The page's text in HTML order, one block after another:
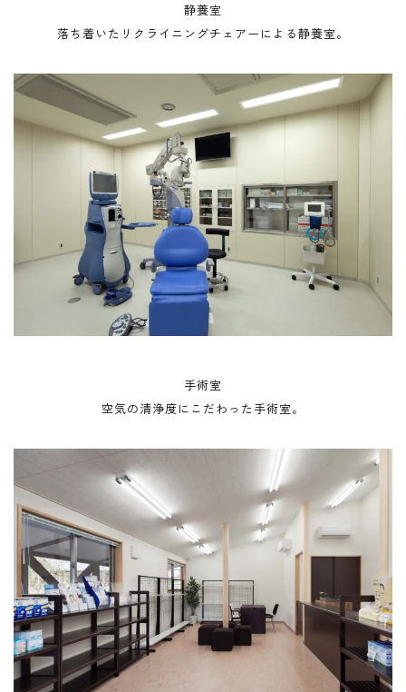
静養室
落ち着いたリクライニングチェアーによる静養室。
手術室
空気の清浄度にこだわった手術室。